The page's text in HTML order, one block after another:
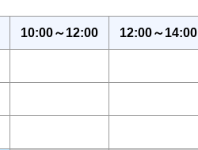
10:00～12:00 12:00～14:00